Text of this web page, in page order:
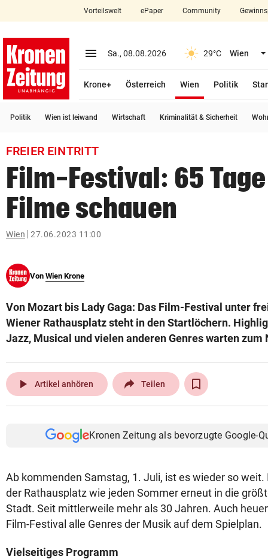
closeSchließen
account_circle Anmelden
arrow_right
bookmark
Suchbegriff
© Krone Multimedia GmbH & Co KG 2026
Vorteilswelt ePaper Community
menu Menü aufklappen
Sa., 08.08.2026 29°C Wien
Krone+ Österreich Wien
Politik
Politik Wien ist leiwand Wirtschaft Kriminalität & Sicherheit
FREIER EINTRITT
Film-Festival: 65
Filme schauen
Wien 27.06.2023 11:00
Von Wien Krone
Von Mozart bis Lady Gaga: Das Film-Festival unter
Wiener Rathausplatz steht in den Startlöchern.
Jazz, Musical und vielen anderen Genres warten zum
play_arrow Artikel anhören Teilen
Kronen Zeitung als bevorzugte Google-
Ab kommenden Samstag, 1. Juli, ist es wieder so
der Rathausplatz wie jeden Sommer erneut in die
Stadt. Seit mittlerweile mehr als 30 Jahren. Auch
Film-Festival alle Genres der Musik auf dem Spielplan.
Vielseitiges Programm